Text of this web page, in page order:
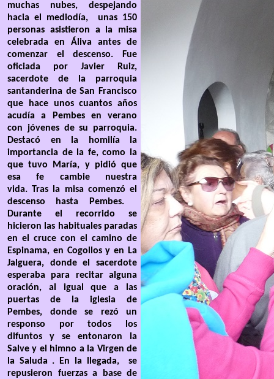
muchas nubes, despejando
hacia el mediodía, unas 150
personas asistieron a la misa
celebrada en Áliva antes de
comenzar el descenso. Fue
oficiada por Javier Ruiz,
sacerdote de la parroquia
santanderina de San Francisco
que hace unos cuantos años
acudía a Pembes en verano
con jóvenes de su parroquia.
Destacó en la homilía la
importancia de la fe, como la
que tuvo María, y pidió que
esa fe cambie nuestra
vida. Tras la misa comenzó el
descenso hasta Pembes.
Durante el recorrido se
hicieron las habituales paradas
en el cruce con el camino de
Espinama, en Cogollos y en La
Jalguera, donde el sacerdote
esperaba para recitar alguna
oración, al igual que a las
puertas de la iglesia de
Pembes, donde se rezó un
responso por todos los
difuntos y se entonaron la
Salve y el himno a la Virgen de
la Saluda . En la llegada, se
repusieron fuerzas a base de